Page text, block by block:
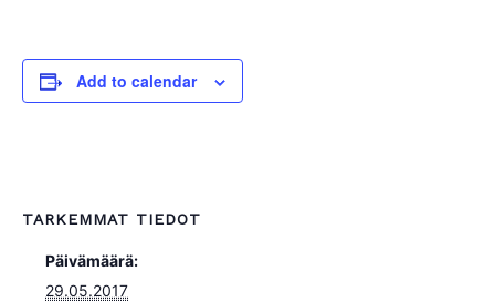
Add to calendar
TARKEMMAT TIEDOT
Päivämäärä:
29.05.2017